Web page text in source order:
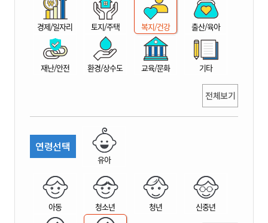
산
경제/일자리 토지/주택 복지/건강 출산/육아
재난/안전 환경/상수도 교육/문화 기타
전체보기
연령선택
유아
아동 청소년 청년 신중년